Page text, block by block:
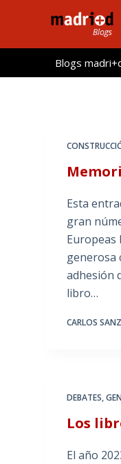
l
Blogs
Esta
gran
Europeas
generosa
adhesión
libro…
CARLOS
DEBATES,
Los
El año